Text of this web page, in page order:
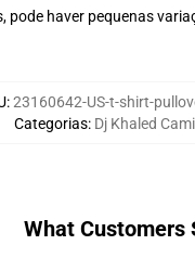
pode haver pequenas
:23160642-US-t-shirt-
Categorias: Dj Khaled
What Customers